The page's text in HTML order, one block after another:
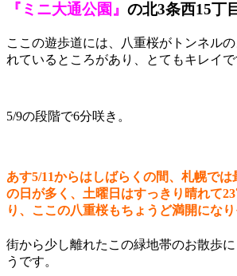
『ミニ大通公園』 の北3条西15丁
ここの遊歩道には、八重桜がトンネル
れているところがあり、とてもキレイで
5/9の段階で6分咲き。
あす5/11からはしばらくの間、札幌で
の日が多く、土曜日はすっきり晴れて
り、ここの八重桜もちょうど満開になり
街から少し離れたこの緑地帯のお散歩
うです。